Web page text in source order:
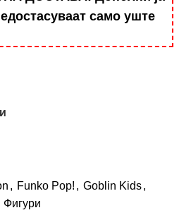
само уште
, Funko Pop! , Goblin Kids,
Фигури